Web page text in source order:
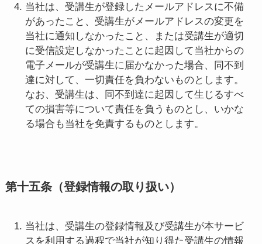
当社は、受講生が登録したメールアドレスに不備
があったこと、受講生がメールアドレスの変更を
当社に通知しなかったこと、または受講生が適切
に受信設定しなかったことに起因して当社からの
電子メールが受講生に届かなかった場合、同不到
達に対して、一切責任を負わないものとします。
なお、受講生は、同不到達に起因して生じるすべ
ての損害等について責任を負うものとし、いかな
る場合も当社を免責するものとします。
第十五条（登録情報の取り扱い）
当社は、受講生の登録情報及び受講生が本サービ
スを利用する過程で当社が知り得た受講生の情報